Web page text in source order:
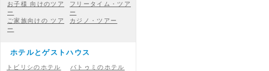
お子様 向けのツア
ー
フリータイム・ツア
ー
ご家族向けの ツア
ー
カジノ・ツアー
ホテルとゲストハウス
トビリシのホテル
バトゥミのホテル